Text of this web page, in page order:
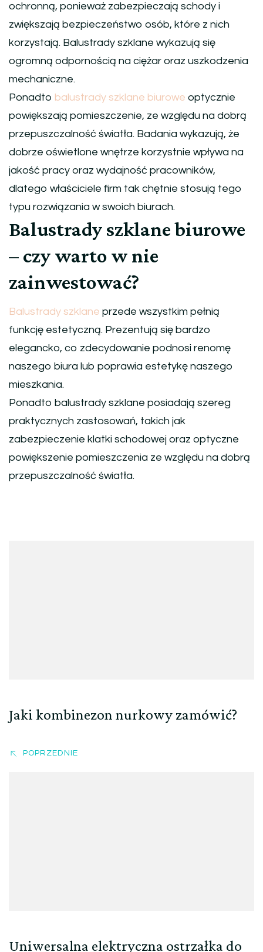
ochronną, ponieważ zabezpieczają schody i
zwiększają bezpieczeństwo osób, które z nich
korzystają. Balustrady szklane wykazują się
ogromną odpornością na ciężar oraz uszkodzenia
mechaniczne.
Ponadto balustrady szklane biurowe optycznie
powiększają pomieszczenie, ze względu na dobrą
przepuszczalność światła. Badania wykazują, że
dobrze oświetlone wnętrze korzystnie wpływa na
jakość pracy oraz wydajność pracowników,
dlatego właściciele firm tak chętnie stosują tego
typu rozwiązania w swoich biurach.
Balustrady szklane biurowe
– czy warto w nie
zainwestować?
Balustrady szklane przede wszystkim pełnią
funkcję estetyczną. Prezentują się bardzo
elegancko, co zdecydowanie podnosi renomę
naszego biura lub poprawia estetykę naszego
mieszkania.
Ponadto balustrady szklane posiadają szereg
praktycznych zastosowań, takich jak
zabezpieczenie klatki schodowej oraz optyczne
powiększenie pomieszczenia ze względu na dobrą
przepuszczalność światła.
Jaki kombinezon nurkowy zamówić?
POPRZEDNIE
Uniwersalna elektryczna ostrzałka do